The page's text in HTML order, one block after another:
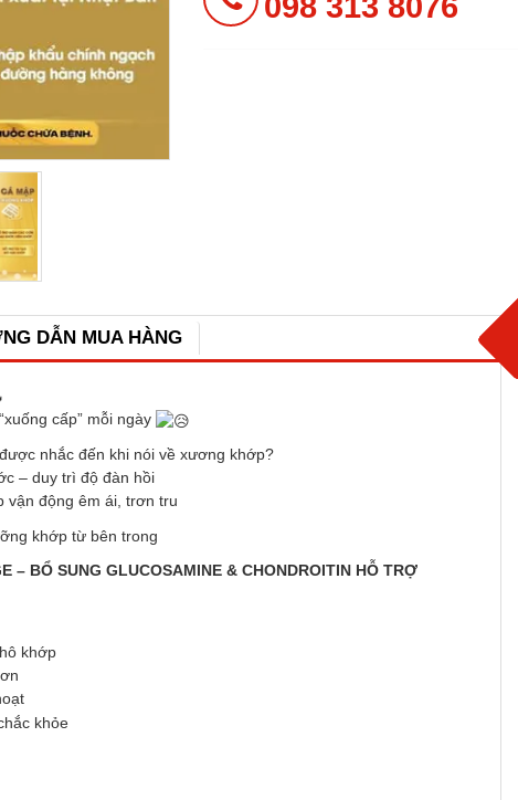
DẪN MUA HÀNG
cấp” mỗi ngày
nhắc đến khi nói về xương khớp?
– duy trì độ đàn hồi
vận động êm ái, trơn tru
khớp từ bên trong
– BỔ SUNG GLUCOSAMINE & CHONDROITIN HỖ TRỢ
khớp
khỏe